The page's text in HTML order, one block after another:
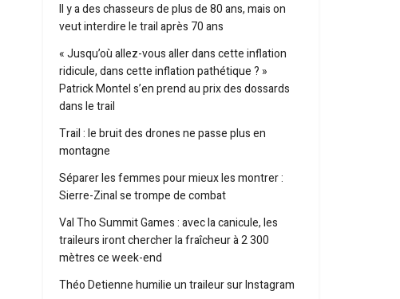
Il y a des chasseurs de plus de 80 ans, mais on
veut interdire le trail après 70 ans
« Jusqu’où allez-vous aller dans cette inflation
ridicule, dans cette inflation pathétique ? »
Patrick Montel s’en prend au prix des dossards
dans le trail
Trail : le bruit des drones ne passe plus en
montagne
Séparer les femmes pour mieux les montrer :
Sierre-Zinal se trompe de combat
Val Tho Summit Games : avec la canicule, les
traileurs iront chercher la fraîcheur à 2 300
mètres ce week-end
Théo Detienne humilie un traileur sur Instagram